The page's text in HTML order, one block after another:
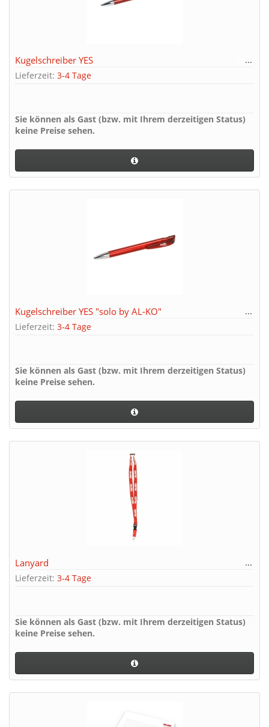
Kugelschreiber YES
Lieferzeit: 3-4 Tage
Sie können als Gast (bzw. mit Ihrem derzeitigen Status)
keine Preise sehen.
Kugelschreiber YES "solo by AL-KO"
Lieferzeit: 3-4 Tage
Sie können als Gast (bzw. mit Ihrem derzeitigen Status)
keine Preise sehen.
Lanyard
Lieferzeit: 3-4 Tage
Sie können als Gast (bzw. mit Ihrem derzeitigen Status)
keine Preise sehen.